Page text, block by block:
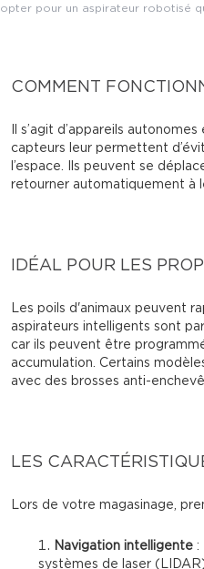
opter pour un aspirateur robotisé
COMMENT
Il s’agit d’appareils
capteurs leur permettent
l’espace. Ils peuvent se
retourner automatiquement à
IDÉAL POUR LES
Les poils d'animaux peuvent
aspirateurs intelligents sont
car ils peuvent être
accumulation. Certains
avec des brosses anti-
LES
Lors de votre magasinage,
Navigation intelligente :
systèmes de laser